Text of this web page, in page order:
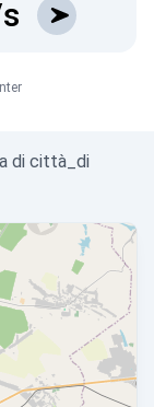
di città_di